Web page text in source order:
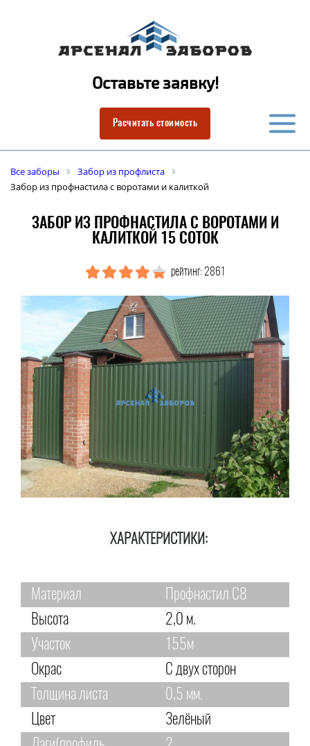
Оставьте заявку!
Расчитать стоимость
Все заборы
Забор из профлиста
Забор из профнастила с воротами и калиткой
ЗАБОР ИЗ ПРОФНАСТИЛА С ВОРОТАМИ И
КАЛИТКОЙ 15 СОТОК
рейтинг: 2861
ХАРАКТЕРИСТИКИ:
Материал
Профнастил С8
Высота
2,0 м.
Участок
155м
Окрас
С двух сторон
Толщина листа
0,5 мм.
Цвет
Зелёный